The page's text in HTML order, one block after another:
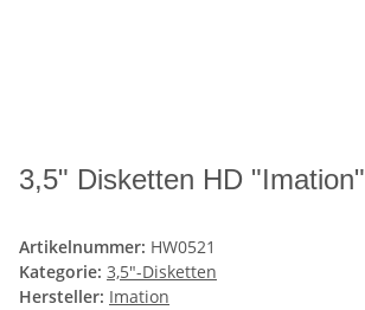
3,5" Disketten HD "Imation"
Artikelnummer: HW0521
Kategorie: 3,5"-Disketten
Hersteller: Imation